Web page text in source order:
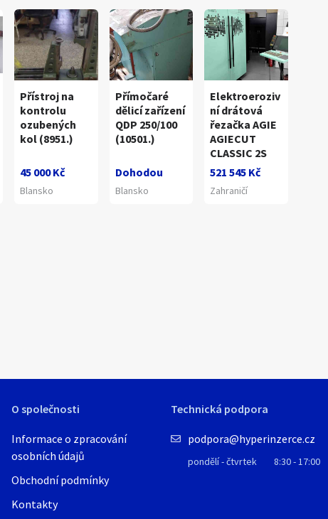
1
Přístroj na
kontrolu
ozubených
kol (8951.)
45 000 Kč
Blansko
Přímočaré
dělicí zařízení
QDP 250/100
(10501.)
Dohodou
Blansko
Elektroeroziv
ní drátová
řezačka AGIE
AGIECUT
CLASSIC 2S
521 545 Kč
Zahraničí
O společnosti
Informace o zpracování
osobních údajů
Obchodní podmínky
Kontakty
Technická podpora
podpora@hyperinzerce.cz
pondělí - čtvrtek 8:30 - 17:00